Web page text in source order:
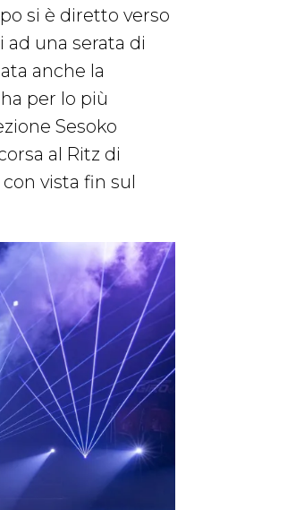
si è diretto verso
una serata di
anche la
per lo più
Sesoko
al Ritz di
vista fin sul